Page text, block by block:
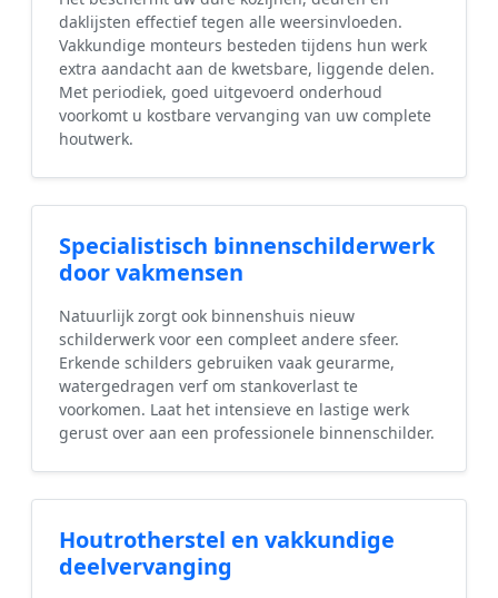
daklijsten effectief tegen alle weersinvloeden.
Vakkundige monteurs besteden tijdens hun werk
extra aandacht aan de kwetsbare, liggende delen.
Met periodiek, goed uitgevoerd onderhoud
voorkomt u kostbare vervanging van uw complete
houtwerk.
Specialistisch binnenschilderwerk
door vakmensen
Natuurlijk zorgt ook binnenshuis nieuw
schilderwerk voor een compleet andere sfeer.
Erkende schilders gebruiken vaak geurarme,
watergedragen verf om stankoverlast te
voorkomen. Laat het intensieve en lastige werk
gerust over aan een professionele binnenschilder.
Houtrotherstel en vakkundige
deelvervanging